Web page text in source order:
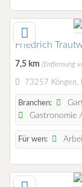
Friedrich
7,5 km (Entfernung
73257 Köngen,
Branchen:
Gastronomie
Für wen: